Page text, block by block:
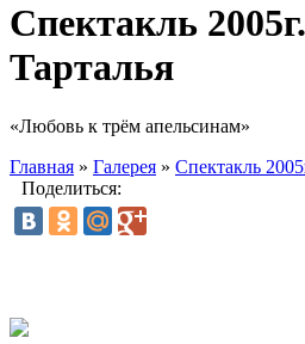
Спектакль
Тарталья
«Любовь к трём апельсинам»
Главная » Галерея » Спектакль
Поделиться: